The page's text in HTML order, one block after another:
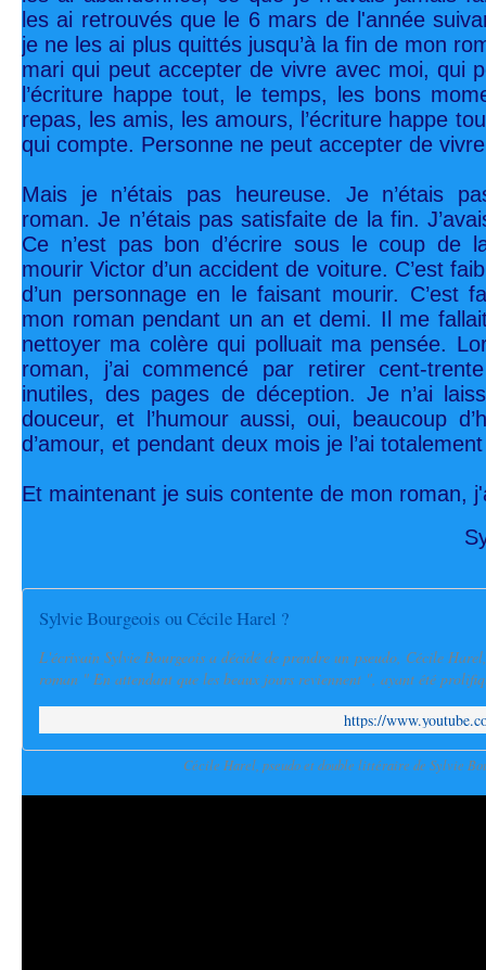
les ai retrouvés que le 6 mars de l'année
je ne les ai plus quittés jusqu’à la fin de mon
mari qui peut accepter de vivre avec moi, qui
l’écriture happe tout, le temps, les bons
repas, les amis, les amours, l’écriture happe
qui compte. Personne ne peut accepter de
Mais je n’étais pas heureuse. Je n’étais
roman. Je n’étais pas satisfaite de la fin.
Ce n’est pas bon d’écrire sous le coup de
mourir Victor d’un accident de voiture. C’est
d’un personnage en le faisant mourir. C’est
mon roman pendant un an et demi. Il me
nettoyer ma colère qui polluait ma pensée.
roman, j’ai commencé par retirer cent-
inutiles, des pages de déception. Je n’ai
douceur, et l’humour aussi, oui, beaucoup
d’amour, et pendant deux mois je l’ai
Et maintenant je suis contente de mon roman,
Sylvie Bourgeois ou Cécile Harel ?
L'écrivain Sylvie Bourgeois a décidé de prendre un pseudo, Cécile
roman " En attendant que les beaux jours reviennent ", ayant été
https://
Cécile Harel, pseudo et double littéraire de Sylvie